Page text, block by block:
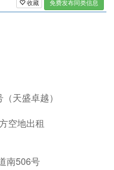
收藏 免费发布同类信息
天盛卓越）
空地出租
南506号